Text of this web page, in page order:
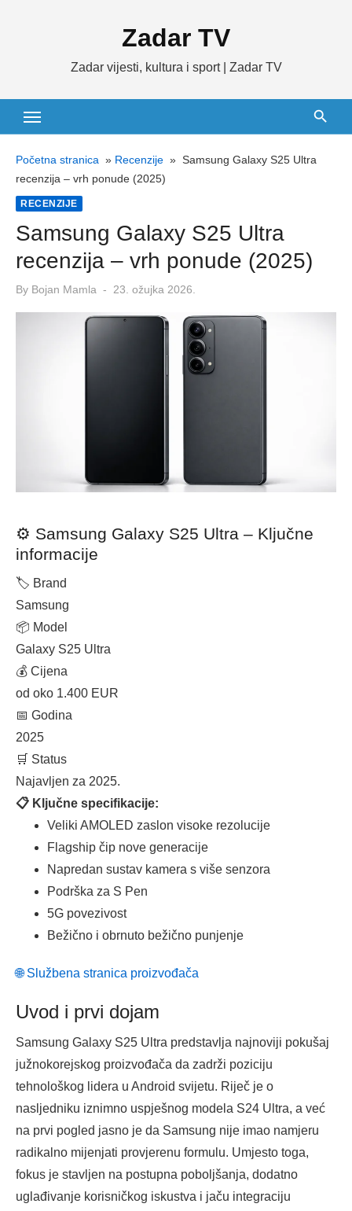
Zadar TV
Zadar vijesti, kultura i sport | Zadar TV
Početna stranica » Recenzije » Samsung Galaxy S25 Ultra
recenzija – vrh ponude (2025)
RECENZIJE
Samsung Galaxy S25 Ultra
recenzija – vrh ponude (2025)
By Bojan Mamla
Posted
23. ožujka 2026.
⚙️ Samsung Galaxy S25 Ultra – Ključne
informacije
🏷 Brand
Samsung
📦 Model
Galaxy S25 Ultra
💰 Cijena
od oko 1.400 EUR
📅 Godina
2025
🛒 Status
Najavljen za 2025.
📋 Ključne specifikacije:
Veliki AMOLED zaslon visoke rezolucije
Flagship čip nove generacije
Napredan sustav kamera s više senzora
Podrška za S Pen
5G povezivost
Bežično i obrnuto bežično punjenje
🌐 Službena stranica proizvođača
Uvod i prvi dojam
Samsung Galaxy S25 Ultra predstavlja najnoviji pokušaj
južnokorejskog proizvođača da zadrži poziciju
tehnološkog lidera u Android svijetu. Riječ je o
nasljedniku iznimno uspješnog modela S24 Ultra, a već
na prvi pogled jasno je da Samsung nije imao namjeru
radikalno mijenjati provjerenu formulu. Umjesto toga,
fokus je stavljen na postupna poboljšanja, dodatno
uglađivanje korisničkog iskustva i jaču integraciju